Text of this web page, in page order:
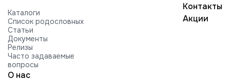
Каталоги
Список родословных
Статьи
Документы
Релизы
Часто задаваемые
вопросы
Контакты
Акции
О нас